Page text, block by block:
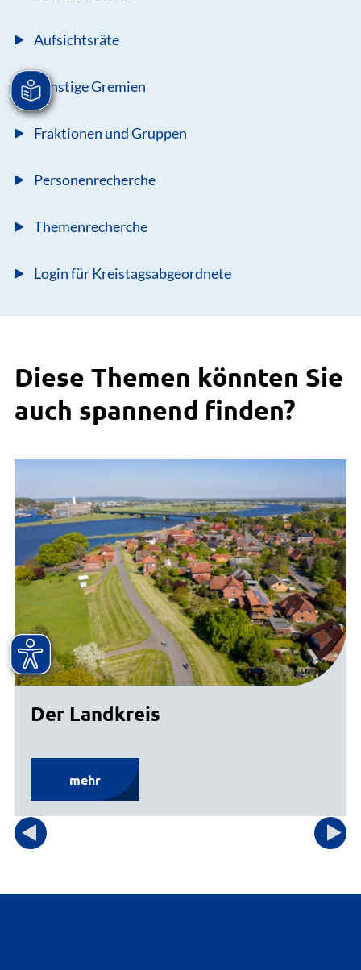
Aufsichtsräte
Sonstige Gremien
Fraktionen und Gruppen
Personenrecherche
Themenrecherche
Login für Kreistagsabgeordnete
Diese Themen könnten Sie
auch spannend finden?
Der Landkreis
mehr